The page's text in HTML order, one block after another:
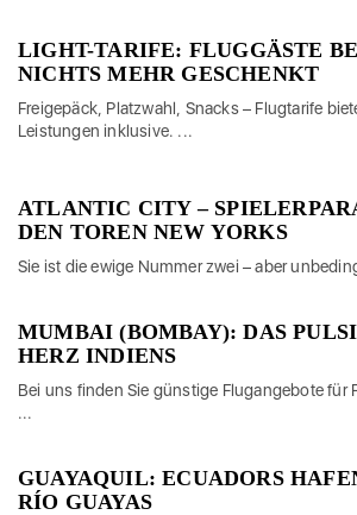
LIGHT-TARIFE: FLUGGÄSTE
NICHTS MEHR GESCHENKT
Freigepäck, Platzwahl, Snacks – Flugtarife
Leistungen inklusive. ...
ATLANTIC CITY –
DEN TOREN NEW YORKS
Sie ist die ewige Nummer zwei – aber
MUMBAI (BOMBAY): DAS
HERZ INDIENS
Bei uns finden Sie günstige Flugangebote für
...
GUAYAQUIL: ECUADORS
RÍO GUAYAS